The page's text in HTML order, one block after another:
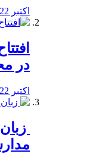
اکتبر 22, 2019
در
اکتبر 22, 2019